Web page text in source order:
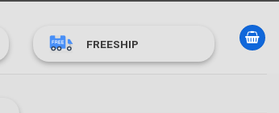
FREESHIP